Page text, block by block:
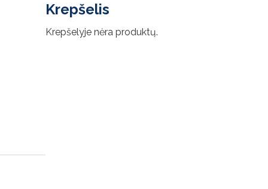
Krepšelis
Krepšelyje nėra produktų.